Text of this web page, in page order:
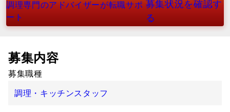
調理専門のアドバイザーが転職サポ
ート
募集状況を確認す
る
募集内容
募集職種
調理・キッチンスタッフ